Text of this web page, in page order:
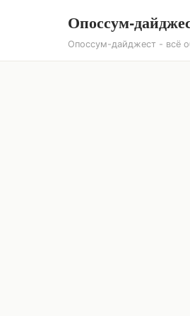
Опоссум-
Опоссум-дайджест - всё